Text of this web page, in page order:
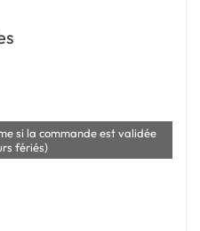
si la commande est validée
fériés)